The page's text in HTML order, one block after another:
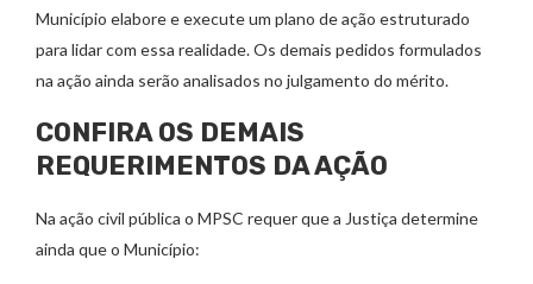
Município elabore e execute um plano de ação estruturado
para lidar com essa realidade. Os demais pedidos formulados
na ação ainda serão analisados no julgamento do mérito.
CONFIRA OS DEMAIS
REQUERIMENTOS DA AÇÃO
Na ação civil pública o MPSC requer que a Justiça determine
ainda que o Município: